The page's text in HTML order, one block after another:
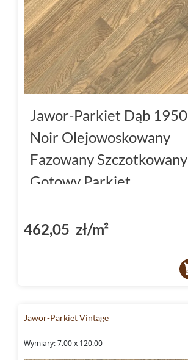
Jawor-Parkiet Dąb 1950
Noir Olejowoskowany
Fazowany Szczotkowany
Gotowy Parkiet
462,05 zł/m²
Jawor-Parkiet Vintage
Wymiary: 7.00 x 120.00